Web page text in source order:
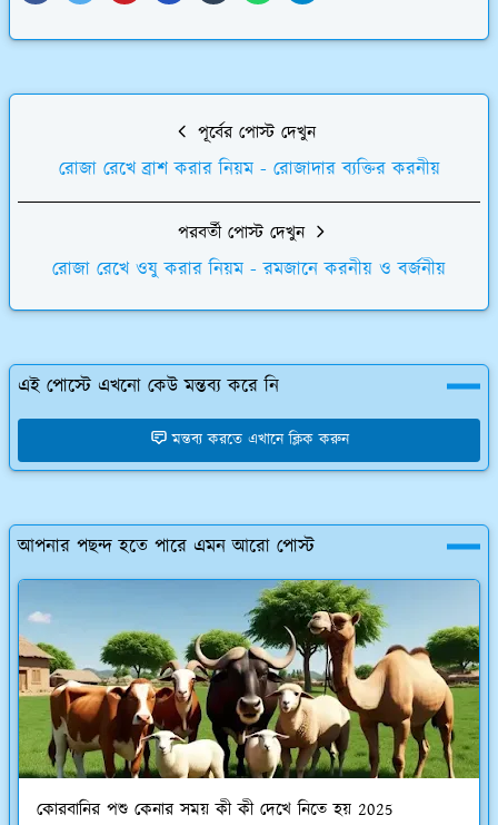
পূর্বের পোস্ট দেখুন
রোজা রেখে ব্রাশ করার নিয়ম - রোজাদার ব্যক্তির করনীয়
পরবর্তী পোস্ট দেখুন
রোজা রেখে ওযু করার নিয়ম - রমজানে করনীয় ও বর্জনীয়
এই পোস্টে এখনো কেউ মন্তব্য করে নি
মন্তব্য করতে এখানে ক্লিক করুন
আপনার পছন্দ হতে পারে এমন আরো পোস্ট
কোরবানির পশু কেনার সময় কী কী দেখে নিতে হয় 2025